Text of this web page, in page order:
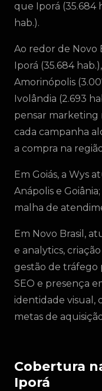
que Iporá (35.684
hab.).
Ao redor de Novo
Iporá (35.684
Amorinópolis
Ivolândia (2.693
pensar marketing
cada campanha
a compra na
Em Goiás, a Wys
Anápolis e
malha de
Em Novo Brasil,
e analytics,
gestão de tráfego
SEO e presença
identidade visual,
metas de
Cobertura
Iporá